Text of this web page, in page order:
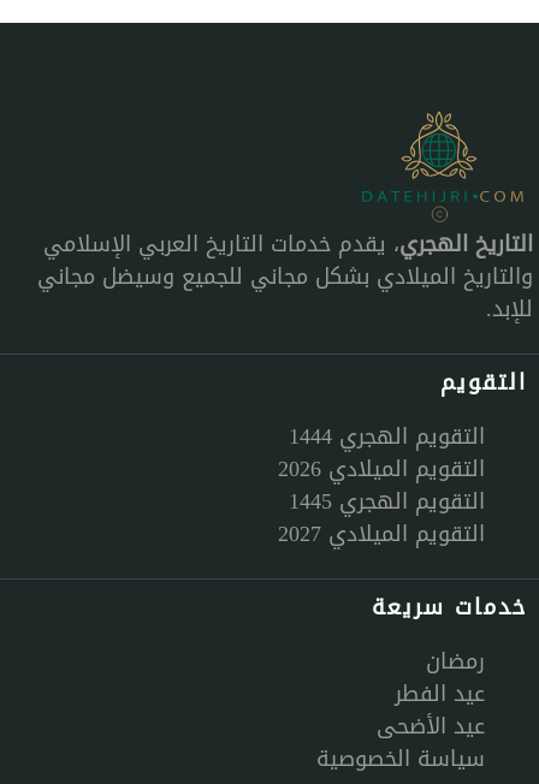
التاريخ الهجري، يقدم خدمات التاريخ العربي الإسلامي
والتاريخ الميلادي بشكل مجاني للجميع وسيضل مجاني
للإبد.
التقويم
التقويم الهجري 1444
التقويم الميلادي 2026
التقويم الهجري 1445
التقويم الميلادي 2027
خدمات سريعة
رمضان
عيد الفطر
عيد الأضحى
سياسة الخصوصية